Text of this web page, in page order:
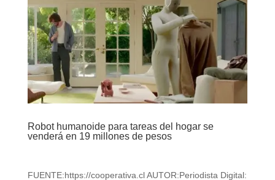
Robot humanoide para tareas del hogar se
venderá en 19 millones de pesos
FUENTE:https://cooperativa.cl AUTOR:Periodista Digital: